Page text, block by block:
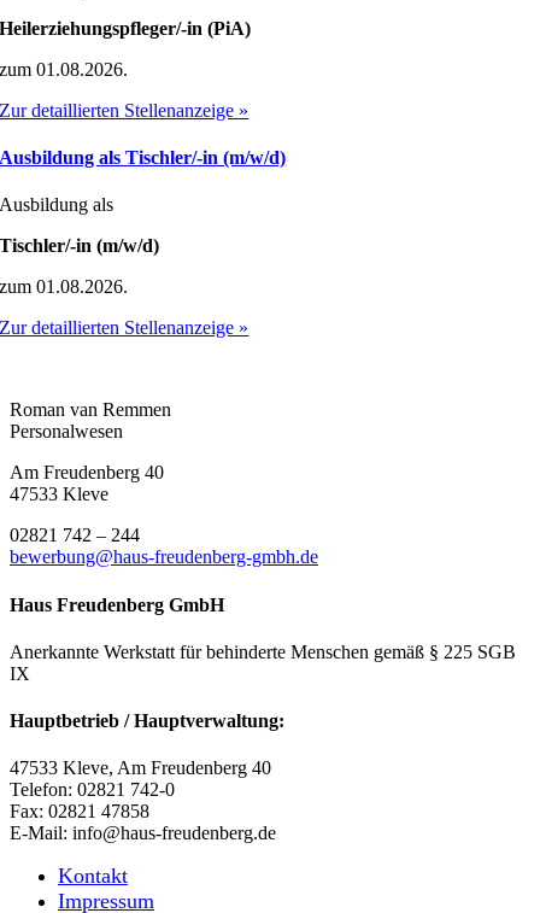
Heilerziehungspfleger/-in (PiA)
zum 01.08.2026.
Zur detaillierten Stellenanzeige »
Ausbildung als Tischler/-in (m/w/d)
Ausbildung als
Tischler/-in (m/w/d)
zum 01.08.2026.
Zur detaillierten Stellenanzeige »
Roman van Remmen
Personalwesen
Am Freudenberg 40
47533 Kleve
02821 742 – 244
bewerbung@haus-freudenberg-gmbh.de
Haus Freudenberg GmbH
Anerkannte Werkstatt für behinderte Menschen gemäß § 225 SGB
IX
Hauptbetrieb / Hauptverwaltung:
47533 Kleve, Am Freudenberg 40
Telefon: 02821 742-0
Fax: 02821 47858
E-Mail: info@haus-freudenberg.de
Kontakt
Impressum